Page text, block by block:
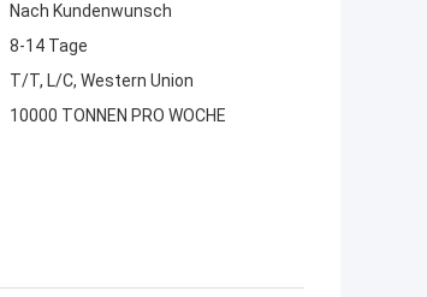
Nach Kundenwunsch
8-14 Tage
T/T, L/C, Western Union
10000 TONNEN PRO WOCHE